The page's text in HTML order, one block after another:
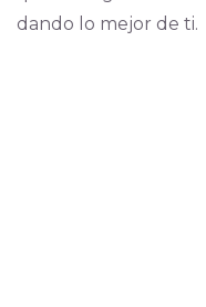
dando lo mejor de ti.